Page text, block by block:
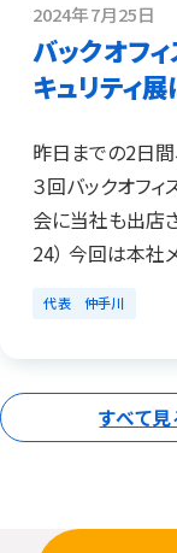
2024年7月25日
バックオフ
キュリティ
昨日までの2日間
３回バックオフィ
会に当社も出店
24） 今回は本
代表 仲手川
すべて見